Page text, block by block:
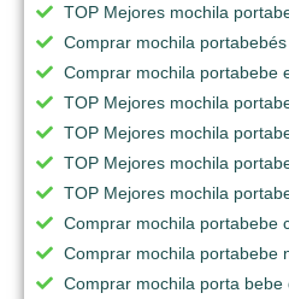
TOP Mejores mochila
Comprar mochila
Comprar mochila portabebe
TOP Mejores mochila
TOP Mejores mochila
TOP Mejores mochila
TOP Mejores mochila
Comprar mochila portabebe
Comprar mochila portabebe
Comprar mochila porta bebe